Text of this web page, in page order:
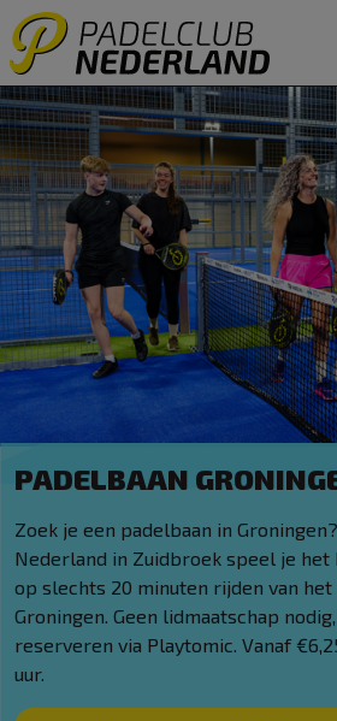
PADELBAAN
Zoek je een padelbaan in
Nederland in Zuidbroek speel je het
op slechts 20 minuten rijden van het
Groningen. Geen lidmaatschap
reserveren via Playtomic. Vanaf
uur.